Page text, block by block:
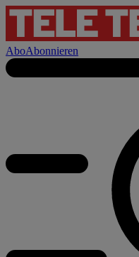
AboAbonnieren